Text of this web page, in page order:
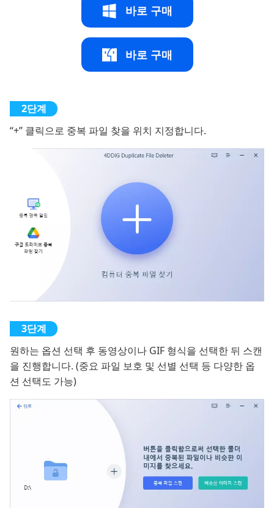
바로 구매
바로 구매
“+” 클릭으로 중복 파일 찾을 위치 지정합니다.
원하는 옵션 선택 후 동영상이나 GIF 형식을 선택한 뒤 스캔
을 진행합니다. (중요 파일 보호 및 선별 선택 등 다양한 옵
션 선택도 가능)